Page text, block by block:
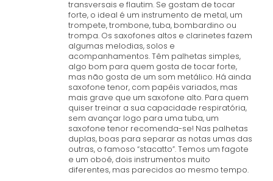
transversais e flautim. Se gostam de tocar
forte, o ideal é um instrumento de metal, um
trompete, trombone, tuba, bombardino ou
trompa. Os saxofones altos e clarinetes fazem
algumas melodias, solos e
acompanhamentos. Têm palhetas simples,
algo bom para quem gosta de tocar forte,
mas não gosta de um som metálico. Há ainda
saxofone tenor, com papéis variados, mas
mais grave que um saxofone alto. Para quem
quiser treinar a sua capacidade respiratória,
sem avançar logo para uma tuba, um
saxofone tenor recomenda-se! Nas palhetas
duplas, boas para separar as notas umas das
outras, o famoso “stacatto”. Temos um fagote
e um oboé, dois instrumentos muito
diferentes, mas parecidos ao mesmo tempo.